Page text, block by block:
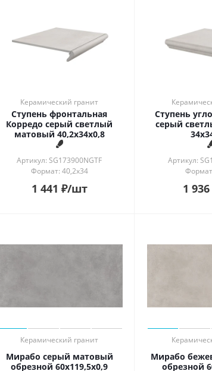
Керамический гранит
Ступень фронтальная
Корредо серый светлый
матовый 40,2x34x0,8
Артикул: SG173900NGTF
Формат: 40,2x34
1 441 ₽/шт
Ступень
серый
Артикул:
1 936
Керамический гранит
Мирабо серый матовый
обрезной 60x119,5x0,9
Мирабо
обрезной